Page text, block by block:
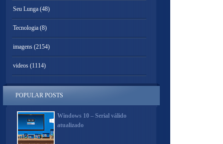
Seu Lunga (48)
Tecnologia (8)
imagens (2154)
videos (1114)
POPULAR POSTS
Windows 10 – Serial válido
atualizado